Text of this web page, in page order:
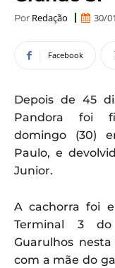
Por Redação 30/
Facebook
Depois de 45
Pandora foi
domingo (30)
Paulo, e
Junior.
A cachorra foi
Terminal 3
Guarulhos
com a mãe do